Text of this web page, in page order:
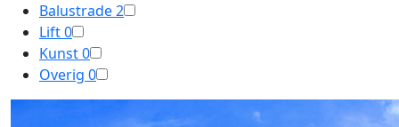
Balustrade2
Lift0
Kunst0
Overig 0